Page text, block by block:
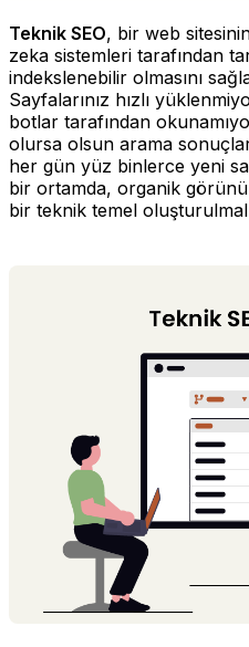
Teknik SEO, bir web
zeka sistemleri tarafından
indekslenebilir olmasını
Sayfalarınız hızlı
botlar tarafından
olursa olsun arama
her gün yüz binlerce yeni
bir ortamda, organik
bir teknik temel